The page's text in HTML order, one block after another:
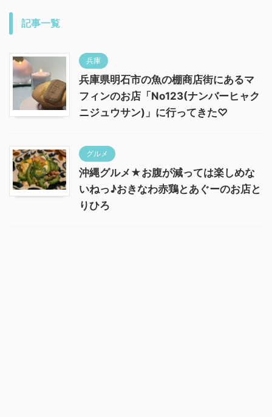
記事一覧
兵庫
兵庫県明石市の魚の棚商店街にあるマ
フィンのお店「No123(ナンバーヒャク
ニジュウサン)」に行ってきた♡
グルメ
沖縄グルメ★お腹が減っては楽しめな
いねっ♪おきなわ赤鶏とあぐーのお店と
りひろ